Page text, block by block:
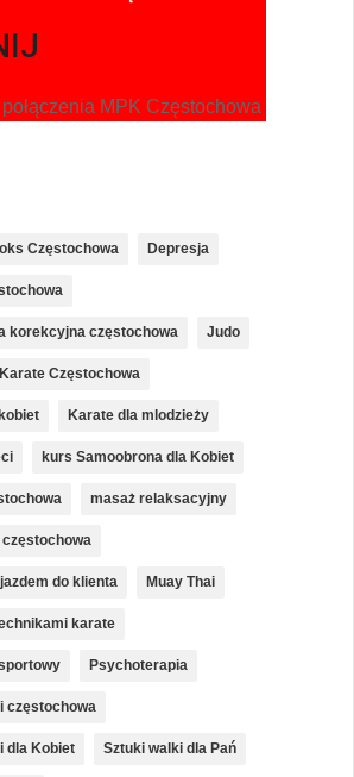
MPK Częstochowa
Częstochowa Depresja
korekcyjna częstochowa Judo
Karate Częstochowa
Karate dla mlodzieży
kurs Samoobrona dla Kobiet
masaż relaksacyjny
do klienta Muay Thai
karate
Psychoterapia
częstochowa
dla Kobiet Sztuki walki dla Pań